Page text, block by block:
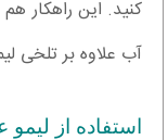
کنید. این راهکار
آب علاوه بر تلخی
استفاده از